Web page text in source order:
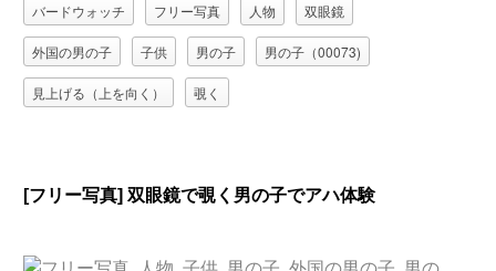
バードウォッチ フリー写真 人物 双眼鏡
外国の男の子 子供 男の子 男の子（00073)
見上げる（上を向く） 覗く
[フリー写真] 双眼鏡で覗く男の子でアハ体験